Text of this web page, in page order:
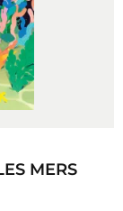
MERS